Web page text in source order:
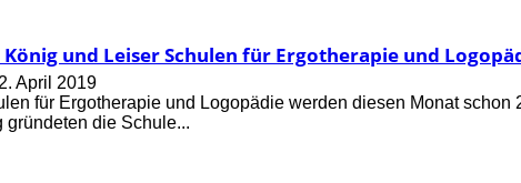
König und Leiser Schulen für Ergotherapie und
2. April 2019
für Ergotherapie und Logopädie werden diesen Monat schon
gründeten die Schule...